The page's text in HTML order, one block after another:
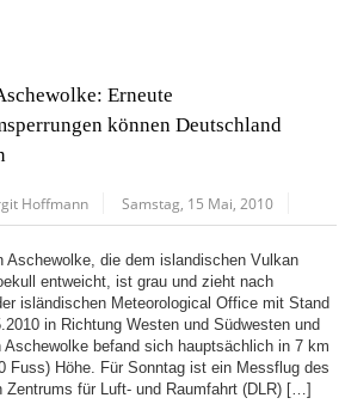
Erneute
können Deutschland
Hoffmann Samstag, 15 Mai, 2010
Aschewolke, die dem islandischen Vulkan
entweicht, ist grau und zieht nach
isländischen Meteorological Office mit Stand
in Richtung Westen und Südwesten und
Aschewolke befand sich hauptsächlich in 7 km
Fuss) Höhe. Für Sonntag ist ein Messflug des
Zentrums für Luft- und Raumfahrt (DLR) […]